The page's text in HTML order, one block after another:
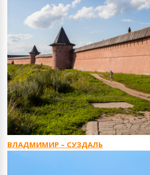
ВЛАДМИМИР – СУЗДАЛЬ